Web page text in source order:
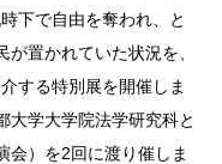
下で自由を奪われ、と
置かれていた状況を、
する特別展を開催しま
大学大学院法学研究科と
会）を2回に渡り催しま